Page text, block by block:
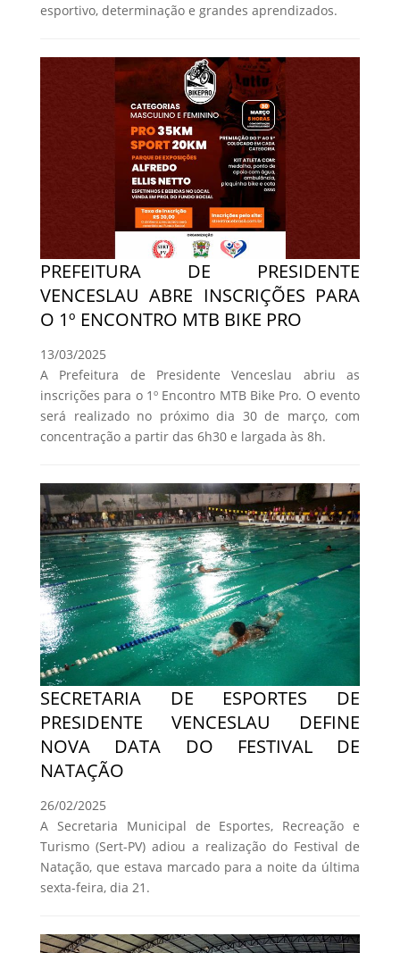
esportivo, determinação e grandes aprendizados.
PREFEITURA DE PRESIDENTE
VENCESLAU ABRE INSCRIÇÕES PARA
O 1º ENCONTRO MTB BIKE PRO
13/03/2025
A Prefeitura de Presidente Venceslau abriu as
inscrições para o 1º Encontro MTB Bike Pro. O evento
será realizado no próximo dia 30 de março, com
concentração a partir das 6h30 e largada às 8h.
SECRETARIA DE ESPORTES DE
PRESIDENTE VENCESLAU DEFINE
NOVA DATA DO FESTIVAL DE
NATAÇÃO
26/02/2025
A Secretaria Municipal de Esportes, Recreação e
Turismo (Sert-PV) adiou a realização do Festival de
Natação, que estava marcado para a noite da última
sexta-feira, dia 21.